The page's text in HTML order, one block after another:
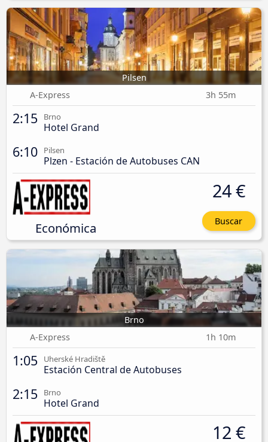
Pilsen
A-Express
3h 55m
2:15 Brno
Hotel Grand
6:10 Pilsen
Plzen - Estación de Autobuses CAN
Económica
24 €
Buscar
Brno
A-Express
1h 10m
1:05 Uherské Hradiště
Estación Central de Autobuses
2:15 Brno
Hotel Grand
12 €